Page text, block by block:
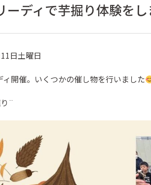
ーディで芋掘り体験をし
日土曜日
ィ開催。いくつかの催し物を行いました
¨